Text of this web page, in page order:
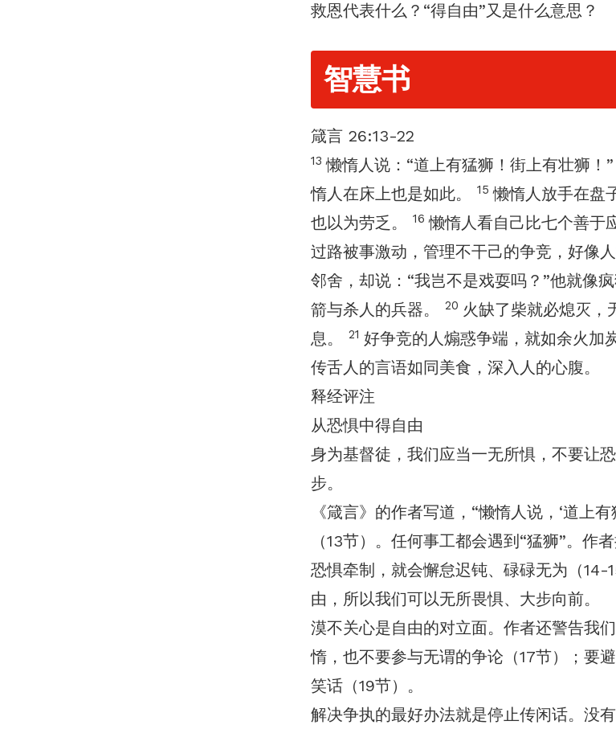
救恩代表什么？“得自由”又是什么意思？
智慧书
箴言 26:13-22
13懒惰人说：“道上有猛狮！街上有壮狮！”
惰人在床上也是如此。
15懒惰人放手在盘
也以为劳乏。
16懒惰人看自己比七个善于
过路被事激动，管理不干己的争竞，好像
邻舍，却说：“我岂不是戏耍吗？”他就像
箭与杀人的兵器。
20 火缺了柴就必熄灭，
息。
21 好争竞的人煽惑争端，就如余火加
传舌人的言语如同美食，深入人的心腹。
释经评注
从恐惧中得自由
身为基督徒，我们应当一无所惧，不要让
步。
《箴言》的作者写道，“懒惰人说，‘道上
（13节）。任何事工都会遇到“猛狮”。作
恐惧牵制，就会懈怠迟钝、碌碌无为（14-
由，所以我们可以无所畏惧、大步向前。
漠不关心是自由的对立面。作者还警告我
惰，也不要参与无谓的争论（17节）；要
笑话（19节）。
解决争执的最好办法就是停止传闲话。没